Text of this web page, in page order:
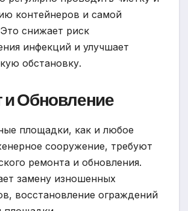
контейнеров и самой
снижает риск
инфекций и улучшает
обстановку.
и Обновление
площадки, как и любое
сооружение, требуют
ремонта и обновления.
замену изношенных
восстановление ограждений